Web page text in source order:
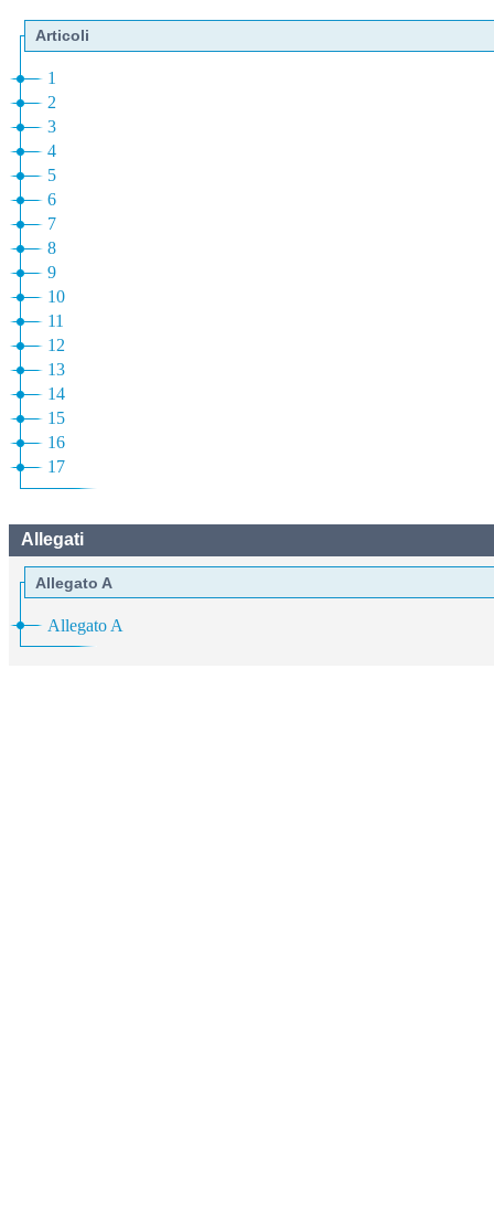
Articoli
1
2
3
4
5
6
7
8
9
10
11
12
13
14
15
16
17
Allegati
Allegato A
Allegato A